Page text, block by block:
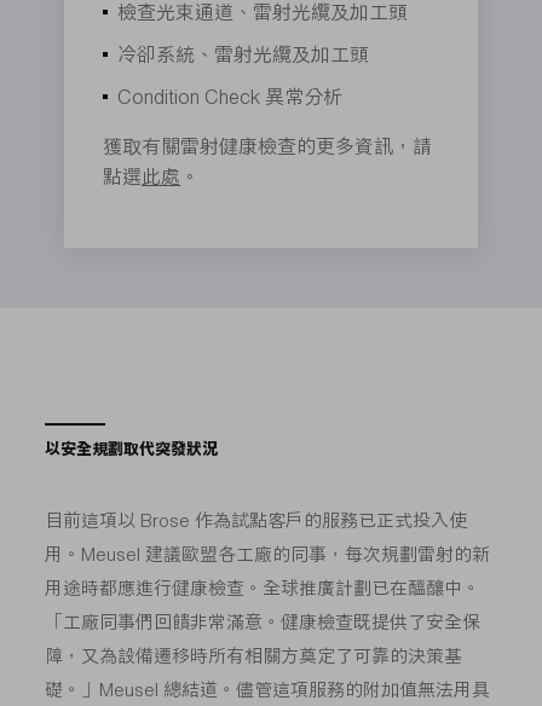
檢查光束通道、雷射光纜及加工頭
冷卻系統、雷射光纜及加工頭
Condition Check 異常分析
獲取有關雷射健康檢查的更多資訊，請
點選此處 。
以安全規劃取代突發狀況
目前這項以 Brose 作為試點客戶的服務已正式投入使
用。Meusel 建議歐盟各工廠的同事，每次規劃雷射的新
用途時都應進行健康檢查。全球推廣計劃已在醞釀中。
「工廠同事們回饋非常滿意。健康檢查既提供了安全保
障，又為設備遷移時所有相關方奠定了可靠的決策基
礎。」Meusel 總結道。儘管這項服務的附加值無法用具